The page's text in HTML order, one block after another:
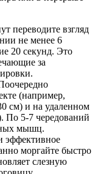
переводите взгляд
не менее 6
20 секунд. Это
за
(например,
см) и на удаленном
По 5-7 чередований
мышц.
эффективное
моргайте быстро
слезную